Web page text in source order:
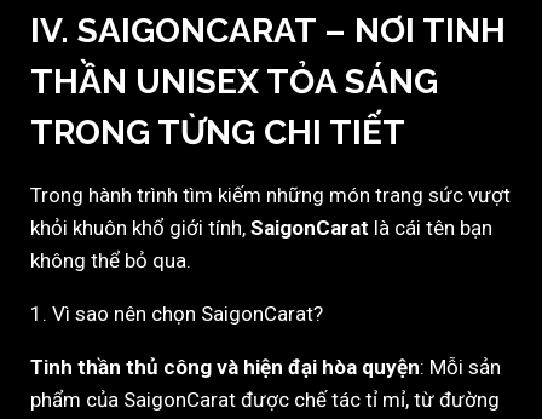
IV. SAIGONCARAT – NƠI TINH
THẦN UNISEX TỎA SÁNG
TRONG TỪNG CHI TIẾT
Trong hành trình tìm kiếm những món trang sức vượt
khỏi khuôn khổ giới tính, SaigonCarat là cái tên bạn
không thể bỏ qua.
1. Vì sao nên chọn SaigonCarat?
Tinh thần thủ công và hiện đại hòa quyện: Mỗi sản
phẩm của SaigonCarat được chế tác tỉ mỉ, từ đường